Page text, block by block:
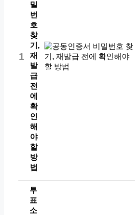
1
밀
번
호
찾
기,
재
발
급
전
에
확
인
해
야
할
방
법
투
표
소